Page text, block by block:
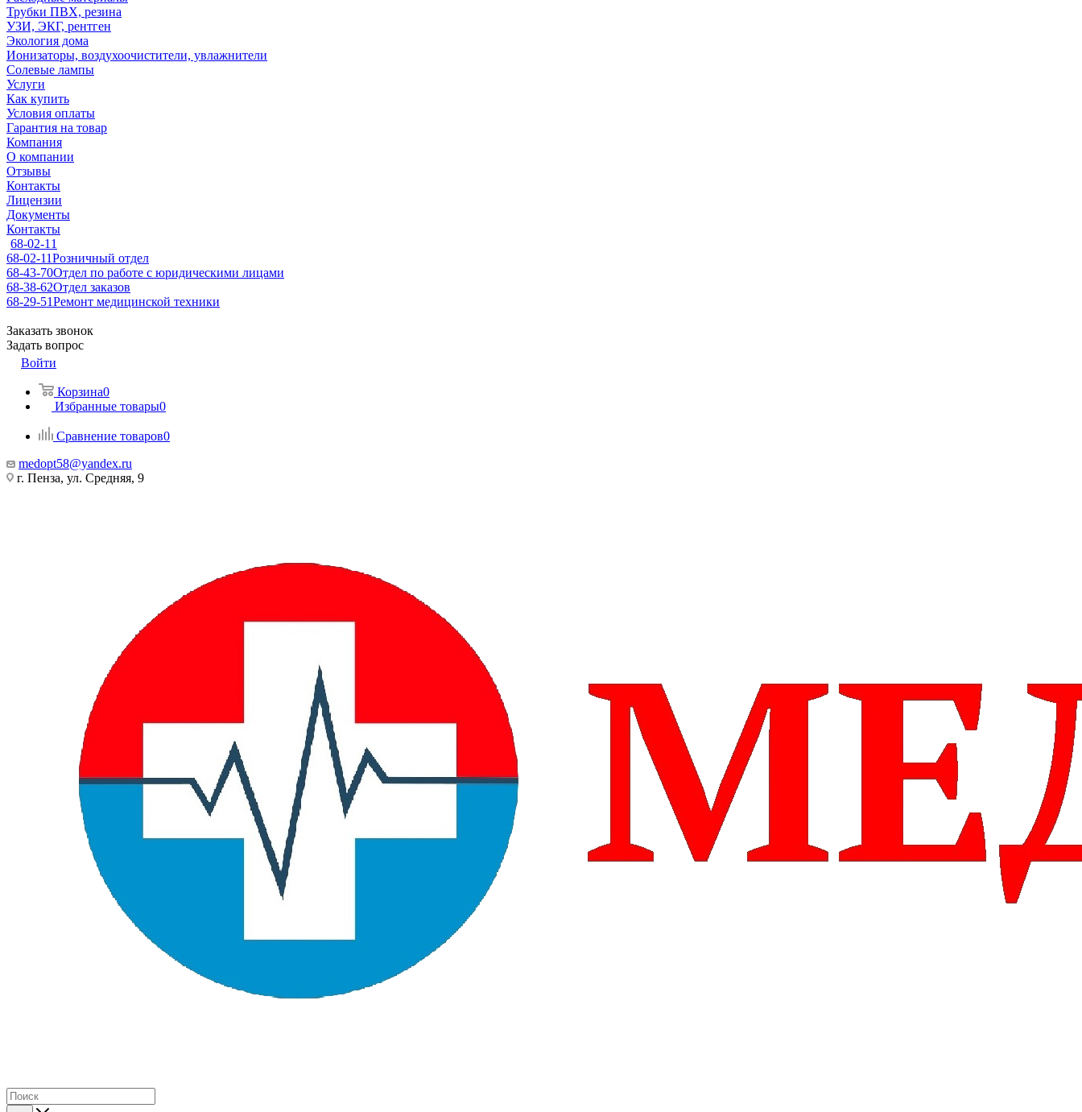
Трубки ПВХ, резина
УЗИ, ЭКГ, рентген
Экология дома
Ионизаторы, воздухоочистители, увлажнители
Солевые лампы
Услуги
Как купить
Условия оплаты
Гарантия на товар
Компания
О компании
Отзывы
Контакты
Лицензии
Документы
Контакты
68-02-11
68-02-11Розничный отдел
68-43-70Отдел по работе с юридическими лицами
68-38-62Отдел заказов
68-29-51Ремонт медицинской техники
Заказать звонок
Задать вопрос
Войти
Корзина0
Избранные товары0
Сравнение товаров0
medopt58@yandex.ru
г. Пенза, ул. Средняя, 9